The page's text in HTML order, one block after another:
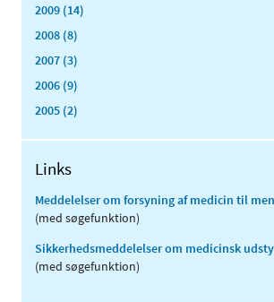
2009 (14)
2008 (8)
2007 (3)
2006 (9)
2005 (2)
Links
Meddelelser om forsyning af medicin til
(med søgefunktion)
Sikkerhedsmeddelelser om medicinsk
(med søgefunktion)